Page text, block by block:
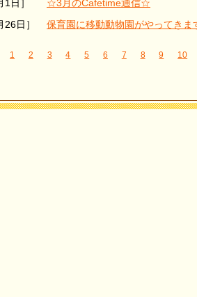
1日］
☆3月のCafetime通信☆
26日］
保育園に移動動物園がやってきま
1 2 3 4 5 6 7 8 9 10